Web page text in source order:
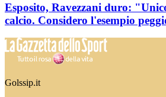
Esposito, Ravezzani duro:
calcio. Considero l'esempio
Golssip.it